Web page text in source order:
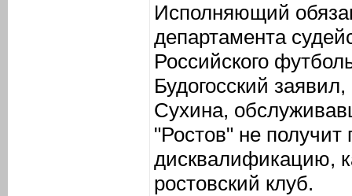
Исполняющий
департамента
Российского
Будогосский
Сухина,
"Ростов" не
дисквалификацию,
ростовский клуб.